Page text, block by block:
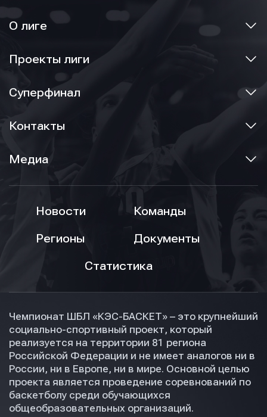
О лиге
Проекты лиги
Суперфинал
Контакты
Медиа
Новости
Команды
Регионы
Документы
Статистика
Чемпионат ШБЛ «КЭС-БАСКЕТ» – это крупнейший
социально-спортивный проект, который
реализуется на территории 81 региона
Российской Федерации и не имеет аналогов ни в
России, ни в Европе, ни в мире. Основной целью
проекта является проведение соревнований по
баскетболу среди обучающихся
общеобразовательных организаций.